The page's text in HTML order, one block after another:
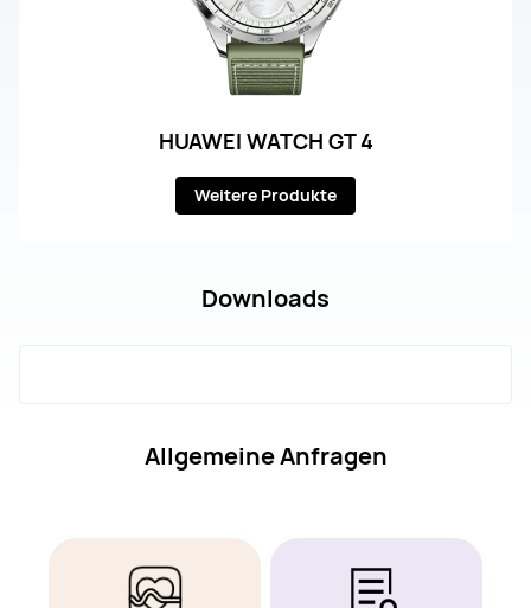
HUAWEI WATCH GT 4
Weitere Produkte
Downloads
Allgemeine Anfragen